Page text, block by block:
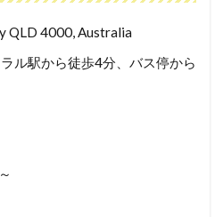
QLD 4000, Australia
ル駅から徒歩4分、バス停から